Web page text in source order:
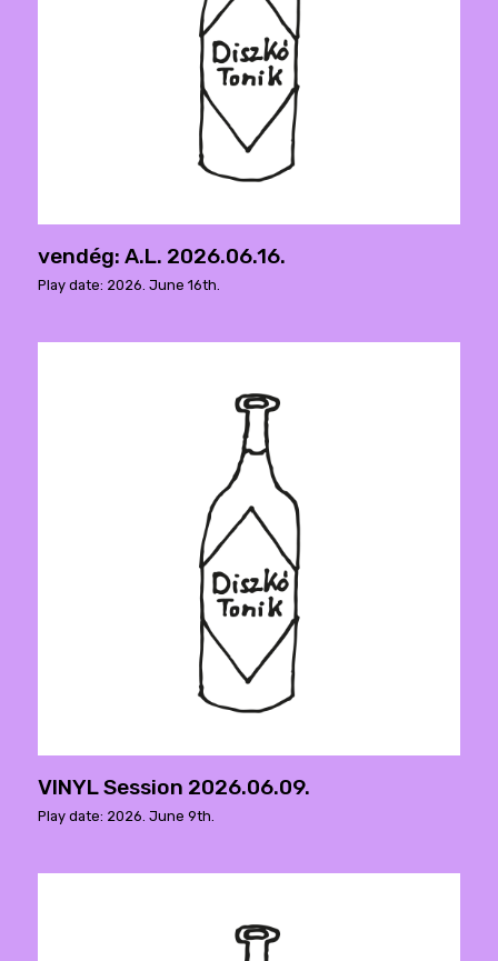
vendég: A.L. 2026.06.16.
Play date: 2026. June 16th.
VINYL Session 2026.06.09.
Play date: 2026. June 9th.